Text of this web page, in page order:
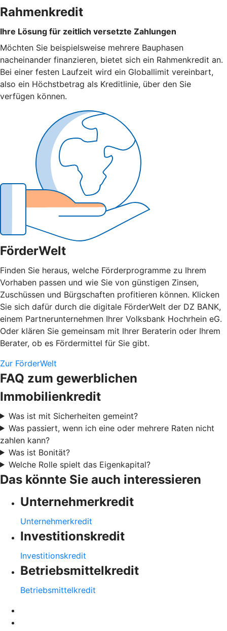
Rahmenkredit
Ihre Lösung für zeitlich versetzte Zahlungen
Möchten Sie beispielsweise mehrere Bauphasen
nacheinander finanzieren, bietet sich ein Rahmenkredit an.
Bei einer festen Laufzeit wird ein Globallimit vereinbart,
also ein Höchstbetrag als Kreditlinie, über den Sie
verfügen können.
FörderWelt
Finden Sie heraus, welche Förderprogramme zu Ihrem
Vorhaben passen und wie Sie von günstigen Zinsen,
Zuschüssen und Bürgschaften profitieren können. Klicken
Sie sich dafür durch die digitale FörderWelt der DZ BANK,
einem Partnerunternehmen Ihrer Volksbank Hochrhein eG.
Oder klären Sie gemeinsam mit Ihrer Beraterin oder Ihrem
Berater, ob es Fördermittel für Sie gibt.
Zur FörderWelt
FAQ zum gewerblichen
Immobilienkredit
Was ist mit Sicherheiten gemeint?
Was passiert, wenn ich eine oder mehrere Raten nicht
zahlen kann?
Was ist Bonität?
Welche Rolle spielt das Eigenkapital?
Das könnte Sie auch interessieren
Unternehmerkredit
Unternehmerkredit
Investitionskredit
Investitionskredit
Betriebsmittelkredit
Betriebsmittelkredit